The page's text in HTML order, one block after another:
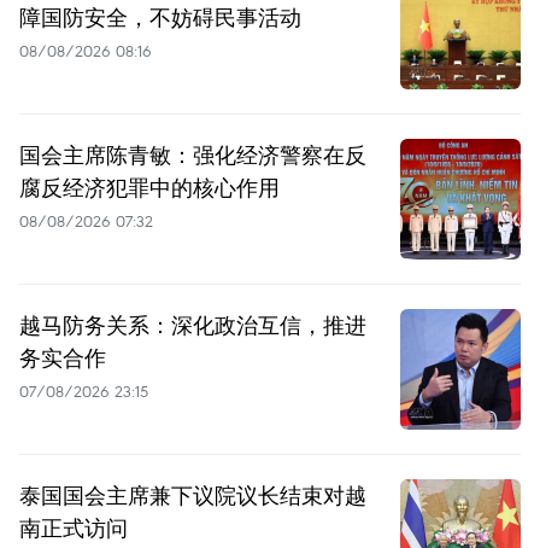
障国防安全，不妨碍民事活动
08/08/2026 08:16
国会主席陈青敏：强化经济警察在反
腐反经济犯罪中的核心作用
08/08/2026 07:32
越马防务关系：深化政治互信，推进
务实合作
07/08/2026 23:15
泰国国会主席兼下议院议长结束对越
南正式访问